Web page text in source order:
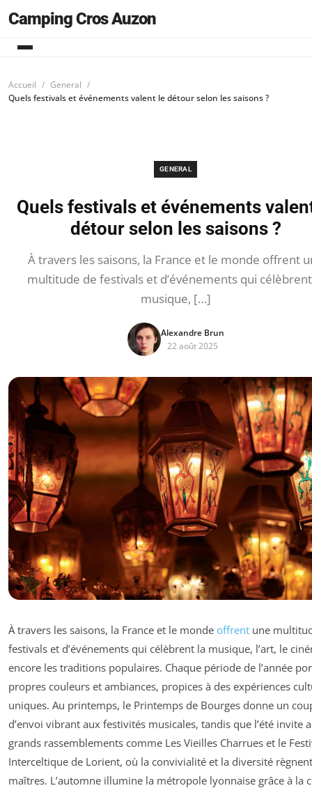
Camping Cros Auzon
Accueil
General
Quels festivals et événements valent le détour selon les saisons ?
GENERAL
Quels festivals et événements
détour selon les saisons ?
À travers les saisons, la France et le monde offrent
multitude de festivals et d’événements qui
musique, […]
Alexandre Brun
22 août 2025
À travers les saisons, la France et le monde offrent une
festivals et d’événements qui célèbrent la musique, l’art, le
encore les traditions populaires. Chaque période de l’année
propres couleurs et ambiances, propices à des expériences
uniques. Au printemps, le Printemps de Bourges donne un
d’envoi vibrant aux festivités musicales, tandis que l’été invite
grands rassemblements comme Les Vieilles Charrues et le
Interceltique de Lorient, où la convivialité et la diversité
maîtres. L’automne illumine la métropole lyonnaise grâce à la